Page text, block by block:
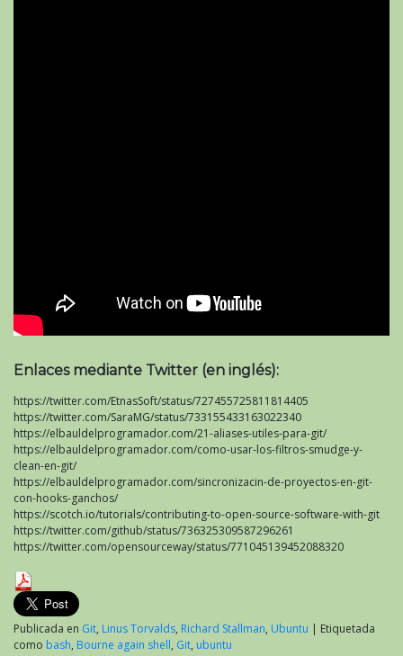
Enlaces mediante Twitter (en inglés):
https://twitter.com/EtnasSoft/status/727455725811814405
https://twitter.com/SaraMG/status/733155433163022340
https://elbauldelprogramador.com/21-aliases-utiles-para-git/
https://elbauldelprogramador.com/como-usar-los-filtros-smudge-y-
clean-en-git/
https://elbauldelprogramador.com/sincronizacin-de-proyectos-en-git-
con-hooks-ganchos/
https://scotch.io/tutorials/contributing-to-open-source-software-with-git
https://twitter.com/github/status/736325309587296261
https://twitter.com/opensourceway/status/771045139452088320
Publicada en Git, Linus Torvalds, Richard Stallman, Ubuntu | Etiquetada
como bash, Bourne again shell, Git, ubuntu